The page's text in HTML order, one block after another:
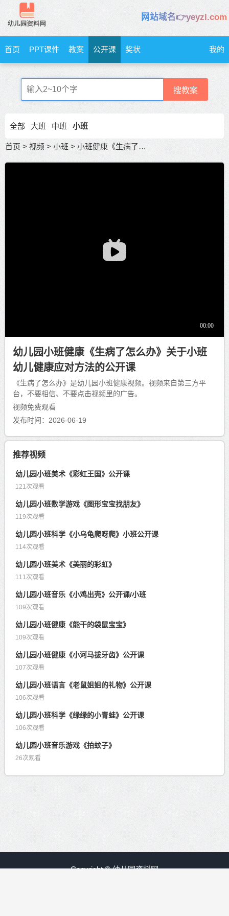
网站域名👉yeyzl.com
首页 PPT课件 教案 公开课 奖状 我的
搜教案
全部 大班 中班 小班
首页 > 视频 > 小班 > 小班健康《生病了怎么办》关于小班幼儿健康应对方法的公开课
幼儿园小班健康《生病了怎么办》关于小班
幼儿健康应对方法的公开课
《生病了怎么办》是幼儿园小班健康视频。视频来自第三方平
台，不要相信、不要点击视频里的广告。
视频免费观看
发布时间：2026-06-19
推荐视频
幼儿园小班美术《彩虹王国》公开课
121次观看
幼儿园小班数学游戏《图形宝宝找朋友》
119次观看
幼儿园小班科学《小乌龟爬呀爬》小班公开课
114次观看
幼儿园小班美术《美丽的彩虹》
111次观看
幼儿园小班音乐《小鸡出壳》公开课/小班
109次观看
幼儿园小班健康《能干的袋鼠宝宝》
109次观看
幼儿园小班健康《小河马拔牙齿》公开课
107次观看
幼儿园小班语言《老鼠姐姐的礼物》公开课
106次观看
幼儿园小班科学《绿绿的小青蛙》公开课
106次观看
幼儿园小班音乐游戏《拍蚊子》
26次观看
Copyright © 幼儿园资料网